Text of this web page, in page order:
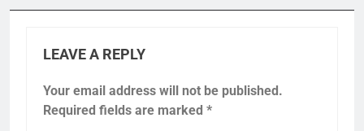
LEAVE A REPLY
Your email address will not be published.
Required fields are marked *